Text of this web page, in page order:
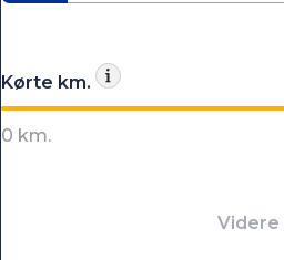
Kørte km.
Videre